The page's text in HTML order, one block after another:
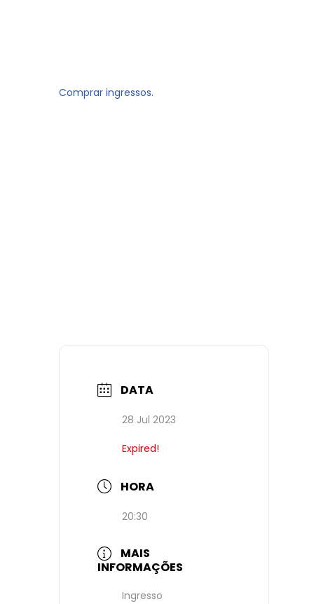
Comprar ingressos.
DATA
28 Jul 2023
Expired!
HORA
20:30
MAIS
INFORMAÇÕES
Ingresso